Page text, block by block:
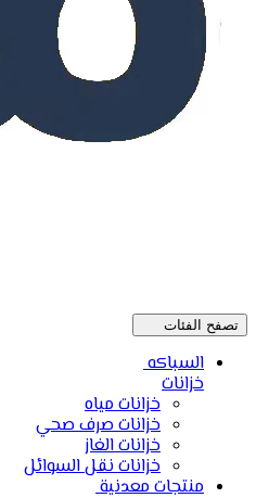
تصفح الفئات
السباكه
خزانات
خزانات مياه
خزانات صرف صحي
خزانات الغاز
خزانات نقل السوائل
منتجات معدنية